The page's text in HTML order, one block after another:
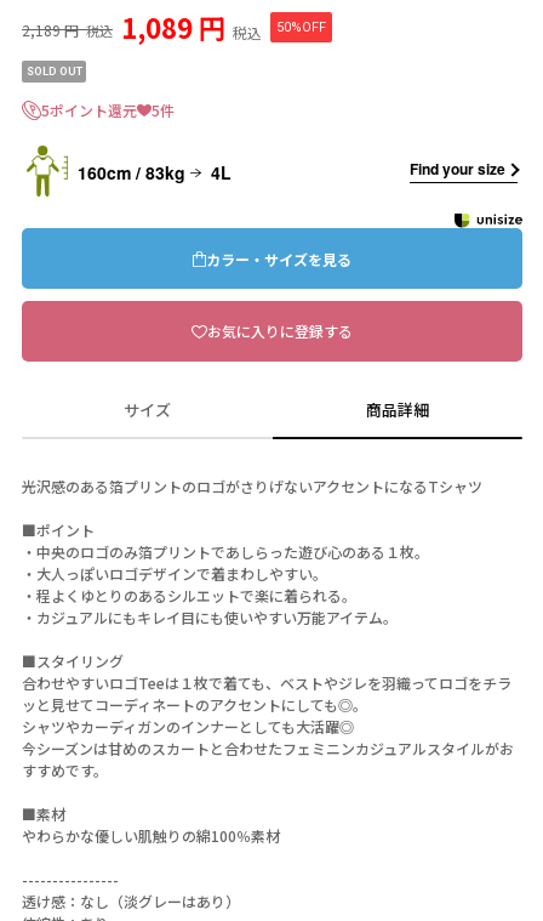
2,189 円 税込 1,089 円 税込 50%OFF
SOLD OUT
5ポイント還元 5件
160cm / 83kg 4L Find your size
カラー・サイズを見る
お気に入りに登録する
サイズ 商品詳細
光沢感のある箔プリントのロゴがさりげないアクセントになるTシャツ
■ポイント
・中央のロゴのみ箔プリントであしらった遊び心のある１枚。
・大人っぽいロゴデザインで着まわしやすい。
・程よくゆとりのあるシルエットで楽に着られる。
・カジュアルにもキレイ目にも使いやすい万能アイテム。
■スタイリング
合わせやすいロゴTeeは１枚で着ても、ベストやジレを羽織ってロゴをチラ
ッと見せてコーディネートのアクセントにしても◎。
シャツやカーディガンのインナーとしても大活躍◎
今シーズンは甘めのスカートと合わせたフェミニンカジュアルスタイルがお
すすめです。
■素材
やわらかな優しい肌触りの綿100％素材
----------------
透け感：なし（淡グレーはあり）